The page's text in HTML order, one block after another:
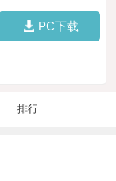
PC下载
排行